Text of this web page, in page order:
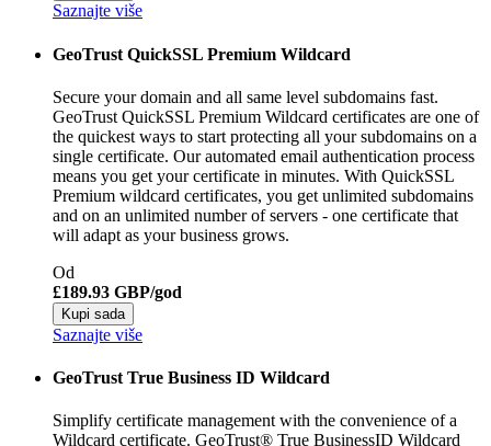
Saznajte više
GeoTrust QuickSSL Premium Wildcard
Secure your domain and all same level subdomains fast.
GeoTrust QuickSSL Premium Wildcard certificates are one of
the quickest ways to start protecting all your subdomains on a
single certificate. Our automated email authentication process
means you get your certificate in minutes. With QuickSSL
Premium wildcard certificates, you get unlimited subdomains
and on an unlimited number of servers - one certificate that
will adapt as your business grows.
Od
£189.93 GBP/god
Kupi sada
Saznajte više
GeoTrust True Business ID Wildcard
Simplify certificate management with the convenience of a
Wildcard certificate. GeoTrust® True BusinessID Wildcard